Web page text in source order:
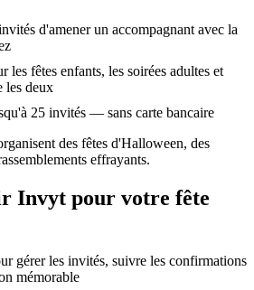
d'amener un accompagnant avec la
les fêtes enfants, les soirées adultes et
les deux
25 invités — sans carte bancaire
des fêtes d'Halloween, des
effrayants.
Invyt pour votre fête
gérer les invités, suivre les confirmations
mémorable